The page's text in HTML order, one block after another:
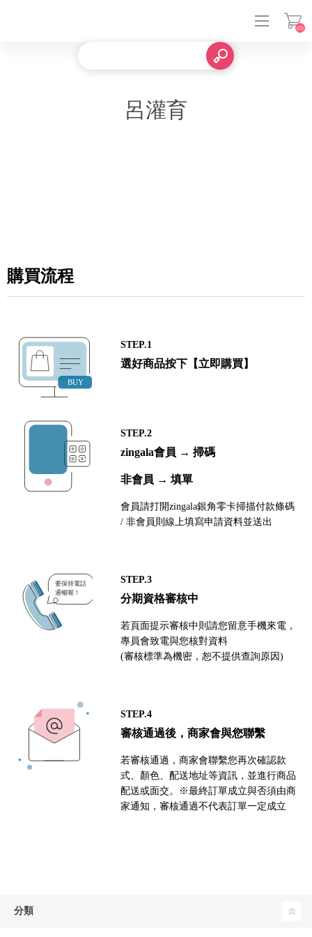
(0)
呂灌育
購買流程
STEP.1
選好商品按下【立即購買】
STEP.2
zingala會員 → 掃碼
非會員 → 填單
會員請打開zingala銀角零卡掃描付款條碼
/ 非會員則線上填寫申請資料並送出
STEP.3
分期資格審核中
若頁面提示審核中則請您留意手機來電，
專員會致電與您核對資料
(審核標準為機密，恕不提供查詢原因)
STEP.4
審核通過後，商家會與您聯繫
若審核通過，商家會聯繫您再次確認款
式、顏色、配送地址等資訊，並進行商品
配送或面交。※最終訂單成立與否須由商
家通知，審核通過不代表訂單一定成立
分類